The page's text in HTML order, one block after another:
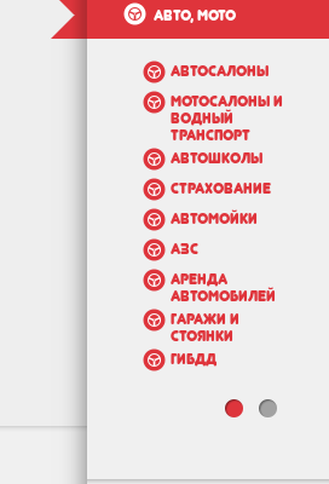
Авто, мото
Автосалоны
Мотосалоны и
водный
транспорт
Автошколы
Страхование
Автомойки
АЗС
Аренда
автомобилей
Гаражи и
стоянки
ГИБДД